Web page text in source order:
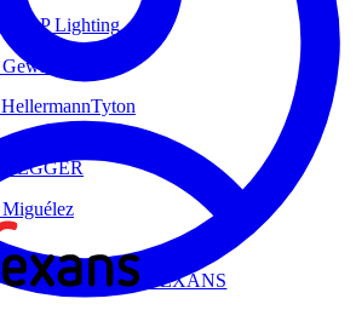
ETAP Lighting
Gewiss
HellermannTyton
MEGGER
Miguélez
NEXANS